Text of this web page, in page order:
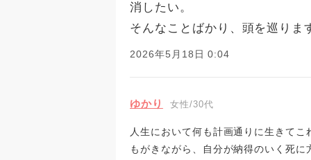
消したい。
そんなことばかり、頭を巡りま
2026年5月18日 0:04
ゆかり 女性/30代
人生において何も計画通りに生きて
もがきながら、自分が納得のいく死に